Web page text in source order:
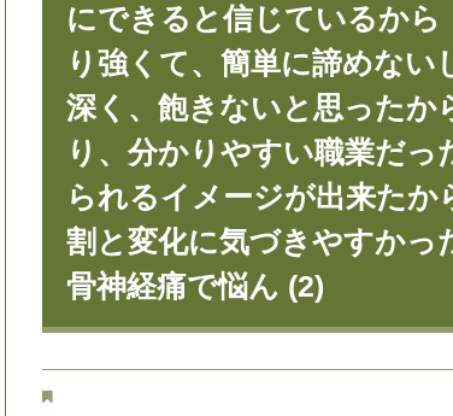
にできると信じているか
り強くて、簡単に諦めない
深く、飽きないと思ったか
り、分かりやすい職業だっ
られるイメージが出来たか
割と変化に気づきやすかっ
骨神経痛で悩ん (2)